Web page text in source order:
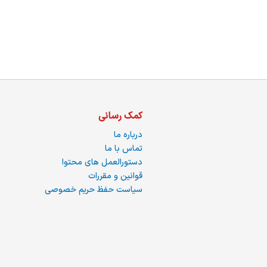
کمک رسانی
درباره ما
تماس با ما
دستورالعمل های محتوا
قوانین و مقررات
سیاست حفظ حریم خصوصی